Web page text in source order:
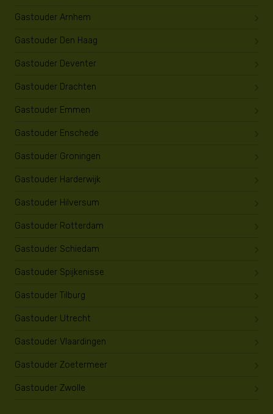
Gastouder Arnhem
Gastouder Den Haag
Gastouder Deventer
Gastouder Drachten
Gastouder Emmen
Gastouder Enschede
Gastouder Groningen
Gastouder Harderwijk
Gastouder Hilversum
Gastouder Rotterdam
Gastouder Schiedam
Gastouder Spijkenisse
Gastouder Tilburg
Gastouder Utrecht
Gastouder Vlaardingen
Gastouder Zoetermeer
Gastouder Zwolle